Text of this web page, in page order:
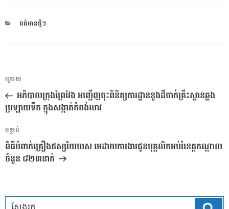
CATEGORIES
ពត៌មានថ្មីៗ
ការ​
នាំទិស​
ប្រកាស
អត្ថបទ
មុន
ក្រោយ
អភិបាលក្រុងព្រៃវែង អញ្ជើញចុះពិនិត្យការដ្ឋានខួងដីចាក់គ្រឹះស្ពានឆ្លង
ប្រឡាយទឹក ក្នុងសង្កាត់កំពង់លាវ
អត្ថបទ
បន្ទាប់
បន្ទាប់
ពិធីបំពាក់គ្រឿងឥស្សរិយយស មេដាយការងារជូនបុគ្គលិកអប់រំខេត្តកណ្ដាល
ចំនួន ៨២៣នាក់